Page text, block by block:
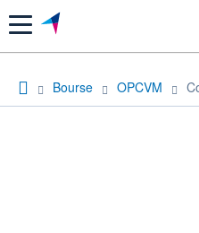
Menu
Bourse OPCVM